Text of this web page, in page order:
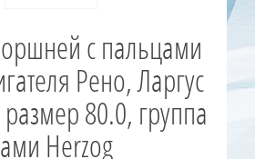
с пальцами
Рено, Ларгус
80.0, группа
Herzog